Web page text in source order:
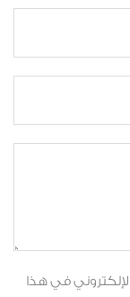
في هذا